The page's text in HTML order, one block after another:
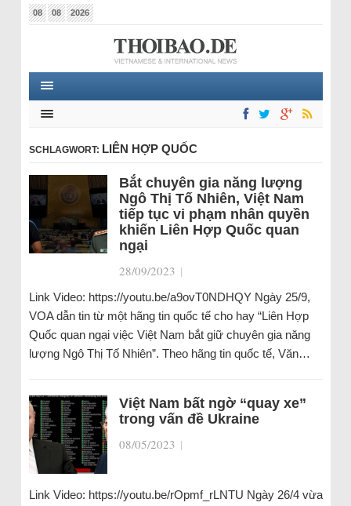
08 08 2026
SCHLAGWORT: LIÊN HỢP QUỐC
Bắt chuyên gia năng lượng
Ngô Thị Tố Nhiên, Việt Nam
tiếp tục vi phạm nhân quyền
khiến Liên Hợp Quốc quan
ngại
28/09/2023 |
Link Video: https://youtu.be/a9ovT0NDHQY Ngày 25/9,
VOA dẫn tin từ một hãng tin quốc tế cho hay “Liên Hợp
Quốc quan ngại việc Việt Nam bắt giữ chuyên gia năng
lượng Ngô Thị Tố Nhiên”. Theo hãng tin quốc tế, Văn…
Việt Nam bất ngờ “quay xe”
trong vấn đề Ukraine
08/05/2023 |
Link Video: https://youtu.be/rOpmf_rLNTU Ngày 26/4 vừa